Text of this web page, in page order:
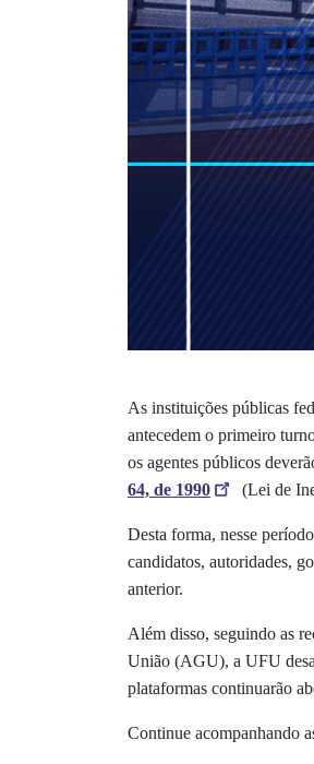
As instituições públicas
antecedem o primeiro
os agentes públicos
64, de 1990
(Lei de
Desta forma, nesse
candidatos, autoridades,
anterior.
Além disso, seguindo as
União (AGU), a UFU
plataformas continuarão
Continue acompanhando